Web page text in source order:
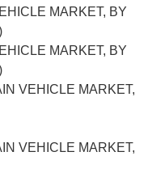
MARKET, BY
MARKET, BY
VEHICLE MARKET,
VEHICLE MARKET,